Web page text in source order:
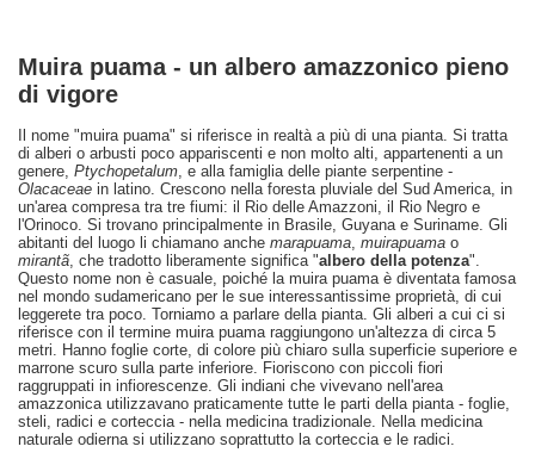
Muira puama - un albero amazzonico pieno
di vigore
Il nome "muira puama" si riferisce in realtà a più di una pianta. Si tratta
di alberi o arbusti poco appariscenti e non molto alti, appartenenti a un
genere, Ptychopetalum, e alla famiglia delle piante serpentine -
Olacaceae in latino. Crescono nella foresta pluviale del Sud America, in
un'area compresa tra tre fiumi: il Rio delle Amazzoni, il Rio Negro e
l'Orinoco. Si trovano principalmente in Brasile, Guyana e Suriname. Gli
abitanti del luogo li chiamano anche marapuama, muirapuama o
mirantã, che tradotto liberamente significa "albero della potenza".
Questo nome non è casuale, poiché la muira puama è diventata famosa
nel mondo sudamericano per le sue interessantissime proprietà, di cui
leggerete tra poco. Torniamo a parlare della pianta. Gli alberi a cui ci si
riferisce con il termine muira puama raggiungono un'altezza di circa 5
metri. Hanno foglie corte, di colore più chiaro sulla superficie superiore e
marrone scuro sulla parte inferiore. Fioriscono con piccoli fiori
raggruppati in infiorescenze. Gli indiani che vivevano nell'area
amazzonica utilizzavano praticamente tutte le parti della pianta - foglie,
steli, radici e corteccia - nella medicina tradizionale. Nella medicina
naturale odierna si utilizzano soprattutto la corteccia e le radici.